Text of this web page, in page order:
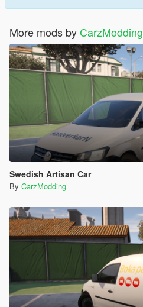
More mods by CarzModding
Swedish Artisan Car
By CarzModding